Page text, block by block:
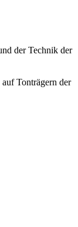
der Technik der
Tonträgern der